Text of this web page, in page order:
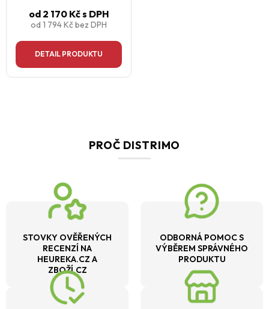
od2 170 Kčs DPH
od 1 794 Kčbez DPH
DETAIL PRODUKTU
PROČ DISTRIMO
STOVKY OVĚŘENÝCH
RECENZÍ NA
HEUREKA.CZ A
ZBOŽÍ.CZ
ODBORNÁ POMOC S
VÝBĚREM SPRÁVNÉHO
PRODUKTU